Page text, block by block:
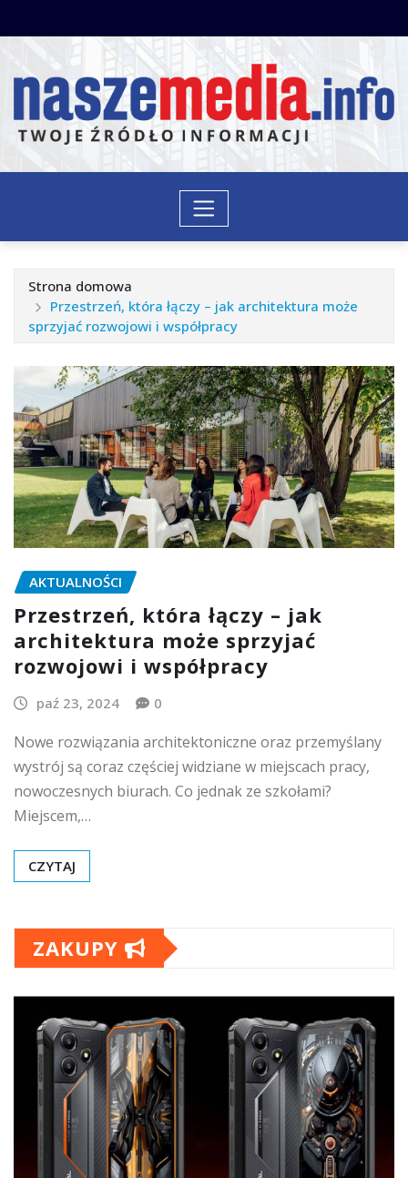
do
Strona domowa
Przestrzeń, która łączy – jak architektura może
sprzyjać rozwojowi i współpracy
AKTUALNOŚCI
Przestrzeń, która łączy – jak
architektura może sprzyjać
rozwojowi i współpracy
paź 23, 2024 0
Nowe rozwiązania architektoniczne oraz przemyślany
wystrój są coraz częściej widziane w miejscach pracy,
nowoczesnych biurach. Co jednak ze szkołami?
Miejscem,…
CZYTAJ
ZAKUPY